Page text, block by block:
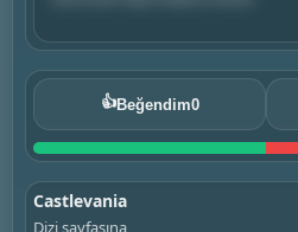
👍Beğendim0
Castlevania
Dizi sayfasına